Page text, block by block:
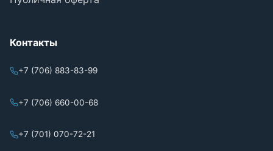
Контакты
+7 (706) 883-83-99
+7 (706) 660-00-68
+7 (701) 070-72-21